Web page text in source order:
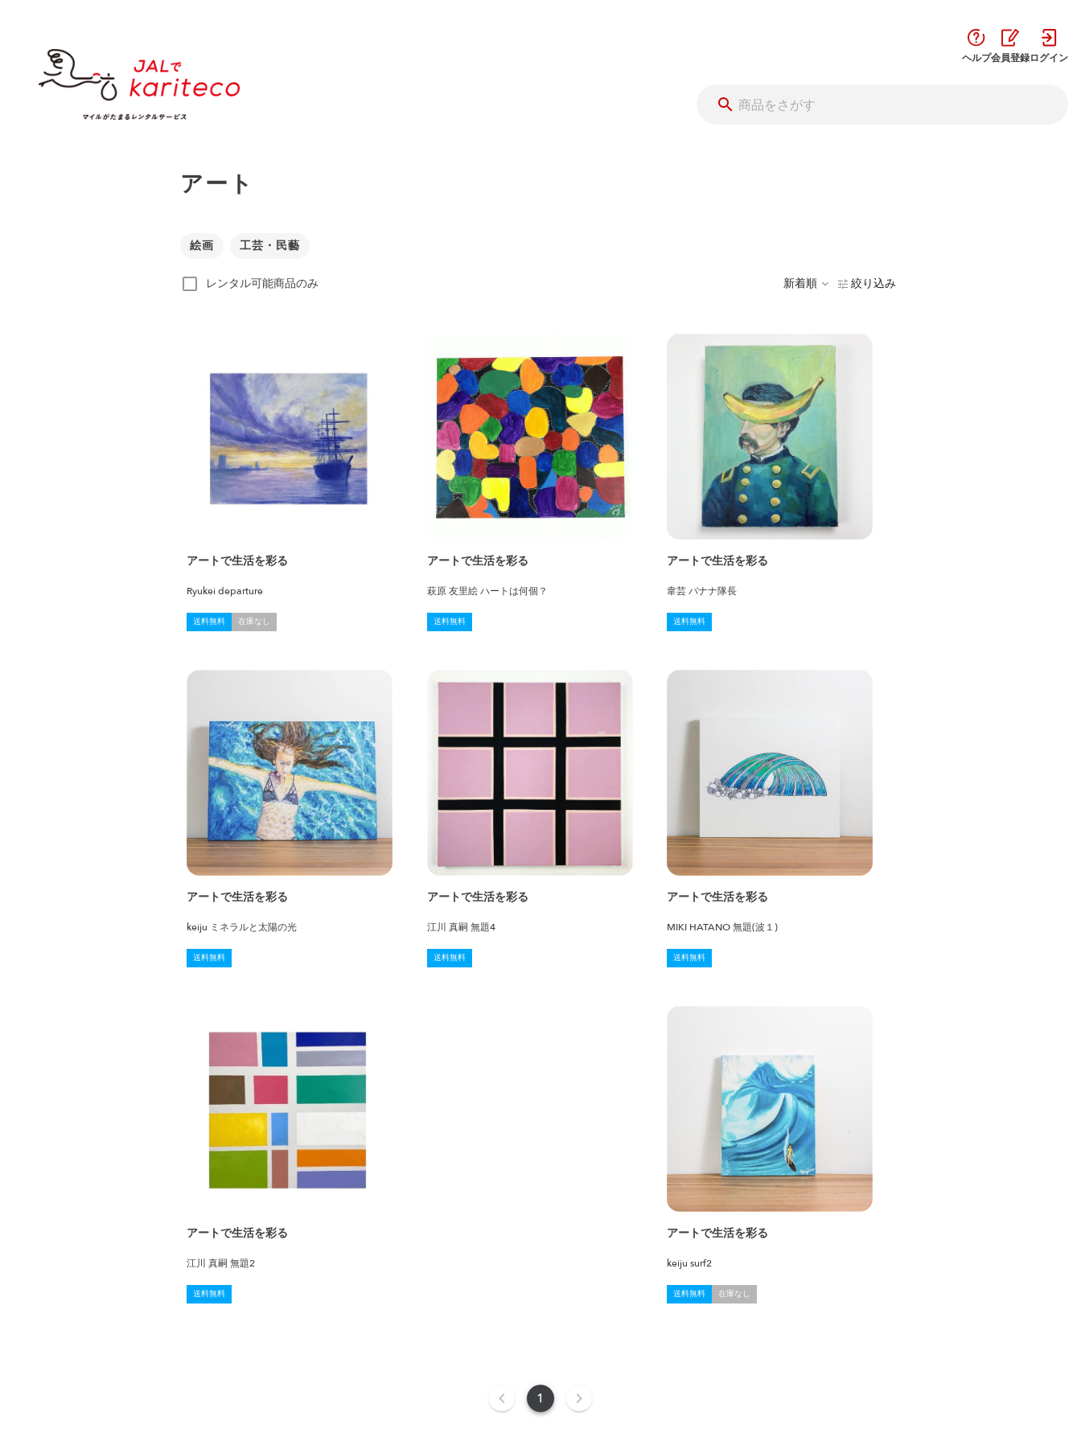
ヘルプ会員登録ログイン
アート
絵画 工芸・民藝
レンタル可能商品のみ 新着順 絞り込み
アートで生活を彩る
Ryukei departure
送料無料 在庫なし
アートで生活を彩る
萩原 友里絵 ハートは何個？
送料無料
アートで生活を彩る
韋芸 バナナ隊長
送料無料
アートで生活を彩る
keiju ミネラルと太陽の光
送料無料
アートで生活を彩る
江川 真嗣 無題4
送料無料
アートで生活を彩る
MIKI HATANO 無題(波１)
送料無料
アートで生活を彩る
江川 真嗣 無題2
送料無料
アートで生活を彩る
keiju surf2
送料無料 在庫なし
1